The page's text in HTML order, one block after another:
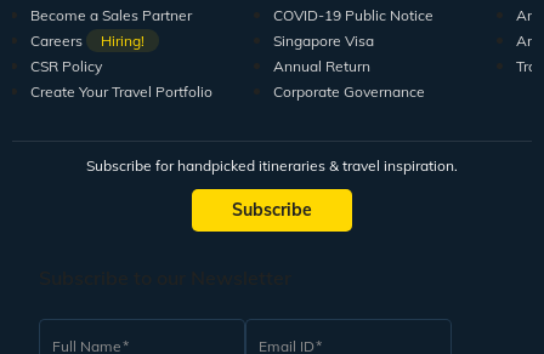
Become a Sales Partner
Careers
Hiring!
CSR Policy
Create Your Travel Portfolio
COVID-19 Public Notice
Singapore Visa
Annual Return
Corporate Governance
Subscribe for handpicked itineraries & travel inspiration.
Subscribe
Full Name Email ID